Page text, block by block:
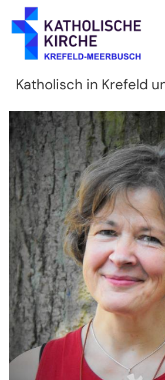
Zum Inhalt springen
Katholisch in Krefeld